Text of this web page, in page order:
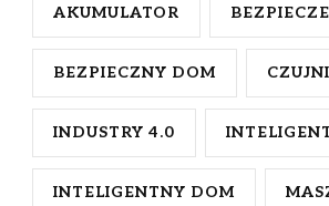
AKUMULATOR
BEZPIECZNY DOM
INDUSTRY 4.0
INTELIGENTNY DOM